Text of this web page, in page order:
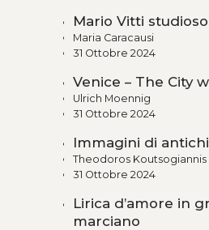
Mario Vitti
Maria Caracausi
31 Ottobre 2024
Venice – The City
Ulrich Moennig
31 Ottobre 2024
Immagini di
Theodoros Koutsogiannis
31 Ottobre 2024
Lirica d’amore in
marciano